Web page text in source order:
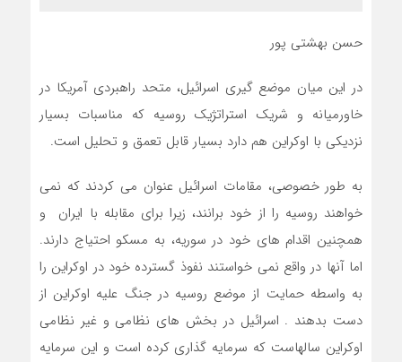
حسن بهشتی پور
در این میان موضع گیری اسرائیل، متحد راهبردی آمریکا در
خاورمیانه و شریک استراتژیک روسیه که مناسبات بسیار
نزدیکی با اوکراین هم دارد بسیار قابل تعمق و تحلیل است.
به طور خصوصی، مقامات اسرائیل عنوان می کردند که نمی‌
خواهند روسیه را از خود برانند، زیرا برای مقابله با ایران و
همچنین اقدام های خود در سوریه، به مسکو احتیاج دارند.
اما آنها در واقع نمی خواستند نفوذ گسترده خود در اوکراین را
به واسطه حمایت از موضع روسیه در جنگ علیه اوکراین از
دست بدهند . اسرائیل در بخش های نظامی و غیر نظامی
اوکراین سالهاست که سرمایه گذاری کرده است و این سرمایه